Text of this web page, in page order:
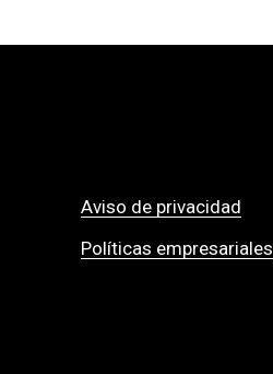
Aviso de privacidad
Políticas empresariales